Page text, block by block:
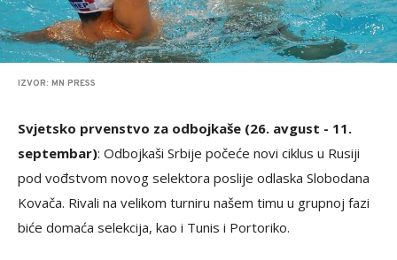
IZVOR: MN PRESS
Svjetsko prvenstvo za odbojkaše (26. avgust - 11.
septembar): Odbojkaši Srbije počeće novi ciklus u Rusiji
pod vođstvom novog selektora poslije odlaska Slobodana
Kovača. Rivali na velikom turniru našem timu u grupnoj fazi
biće domaća selekcija, kao i Tunis i Portoriko.